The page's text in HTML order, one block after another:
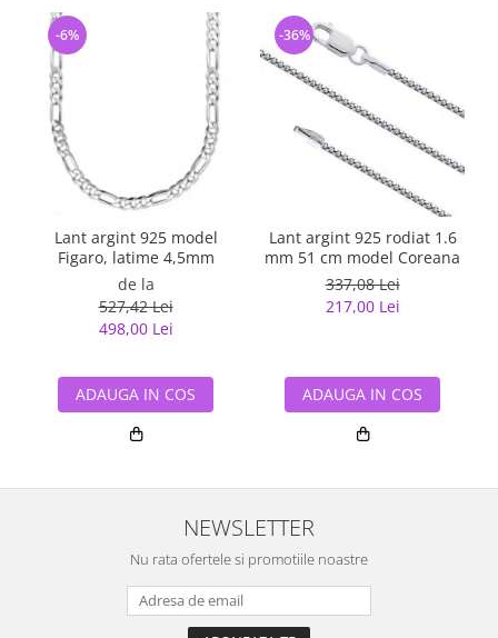
Lant argint 925 model
Figaro, latime 4,5mm
de la
527,42 Lei
498,00 Lei
-6%
ADAUGA IN COS
Lant argint 925 rodiat 1.6
mm 51 cm model Coreana
337,08 Lei
217,00 Lei
-36%
ADAUGA IN COS
NEWSLETTER
Nu rata ofertele si promotiile noastre